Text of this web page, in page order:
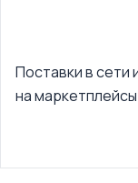
Поставки в сети
на маркетплейсы